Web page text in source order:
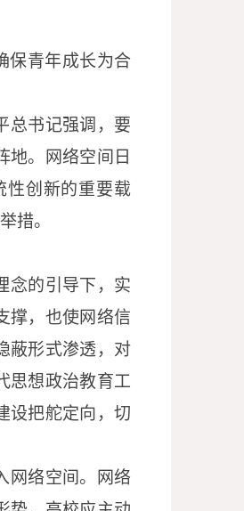
保青年成长为合
总书记强调，要
地。网络空间日
性创新的重要载
措。
念的引导下，实
撑，也使网络信
蔽形式渗透，对
思想政治教育工
设把舵定向，切
网络空间。网络